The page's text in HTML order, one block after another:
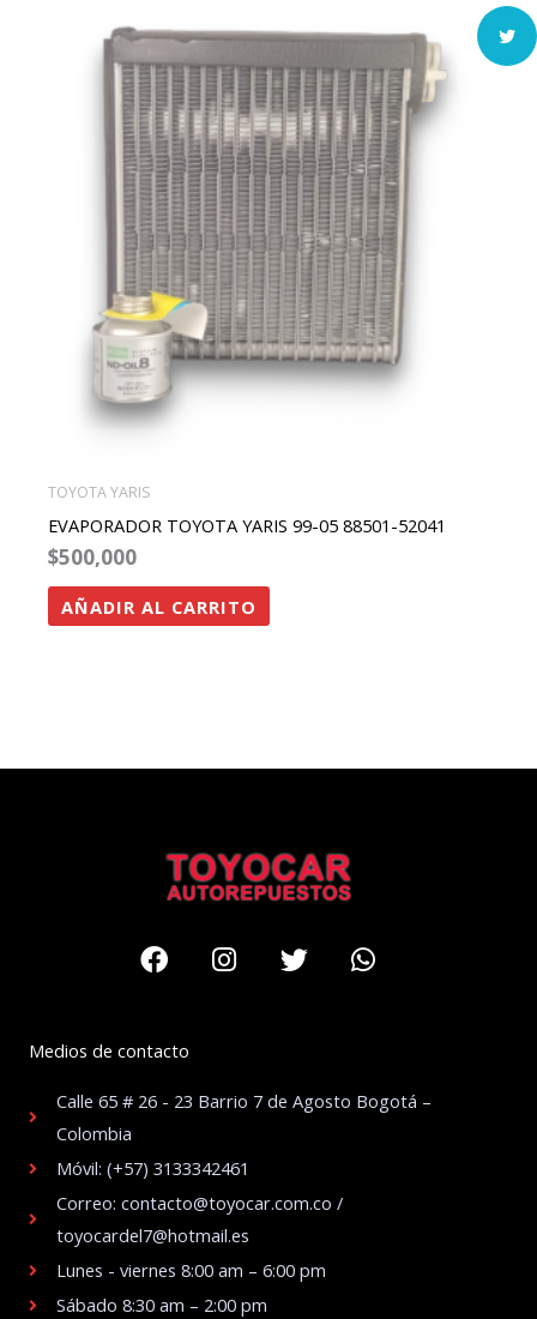
TOYOTA YARIS
EVAPORADOR TOYOTA YARIS 99-05 88501-52041
$500,000
AÑADIR AL CARRITO
FacebookInstagram
TwitterWhatsapp
Medios de contacto
Calle 65 # 26 - 23 Barrio 7 de Agosto Bogotá –
Colombia
Móvil: (+57) 3133342461
Correo: contacto@toyocar.com.co /
toyocardel7@hotmail.es
Lunes - viernes 8:00 am – 6:00 pm
Sábado 8:30 am – 2:00 pm